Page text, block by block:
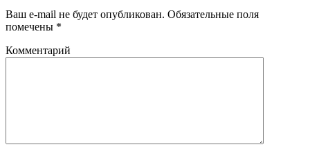
Ваш e-mail не будет опубликован. Обязательные поля
помечены *
Комментарий